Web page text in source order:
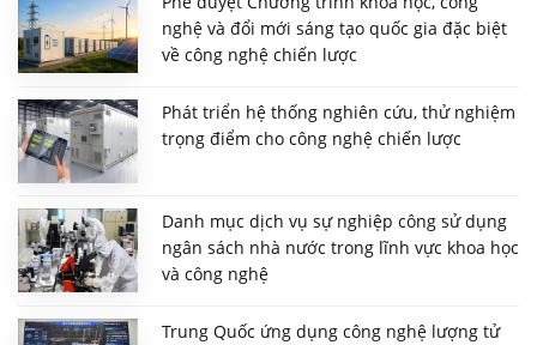
nghệ và đổi mới sáng tạo quốc gia đặc biệt
về công nghệ chiến lược
Phát triển hệ thống nghiên cứu, thử nghiệm
trọng điểm cho công nghệ chiến lược
Danh mục dịch vụ sự nghiệp công sử dụng
ngân sách nhà nước trong lĩnh vực khoa học
và công nghệ
Trung Quốc ứng dụng công nghệ lượng tử